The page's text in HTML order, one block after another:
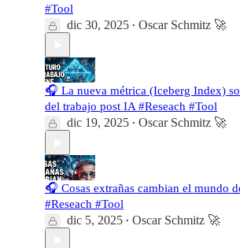
#Tool
dic 30, 2025 • Oscar Schmitz 🚀
🎧 La nueva métrica (Iceberg Index)
del trabajo post IA #Reseach #Tool
dic 19, 2025 • Oscar Schmitz 🚀
🎧 Cosas extrañas cambian el mundo
#Reseach #Tool
dic 5, 2025 • Oscar Schmitz 🚀